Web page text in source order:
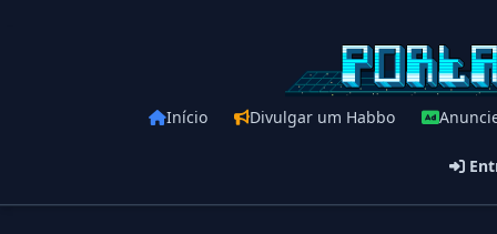
Início Divulgar um Habbo